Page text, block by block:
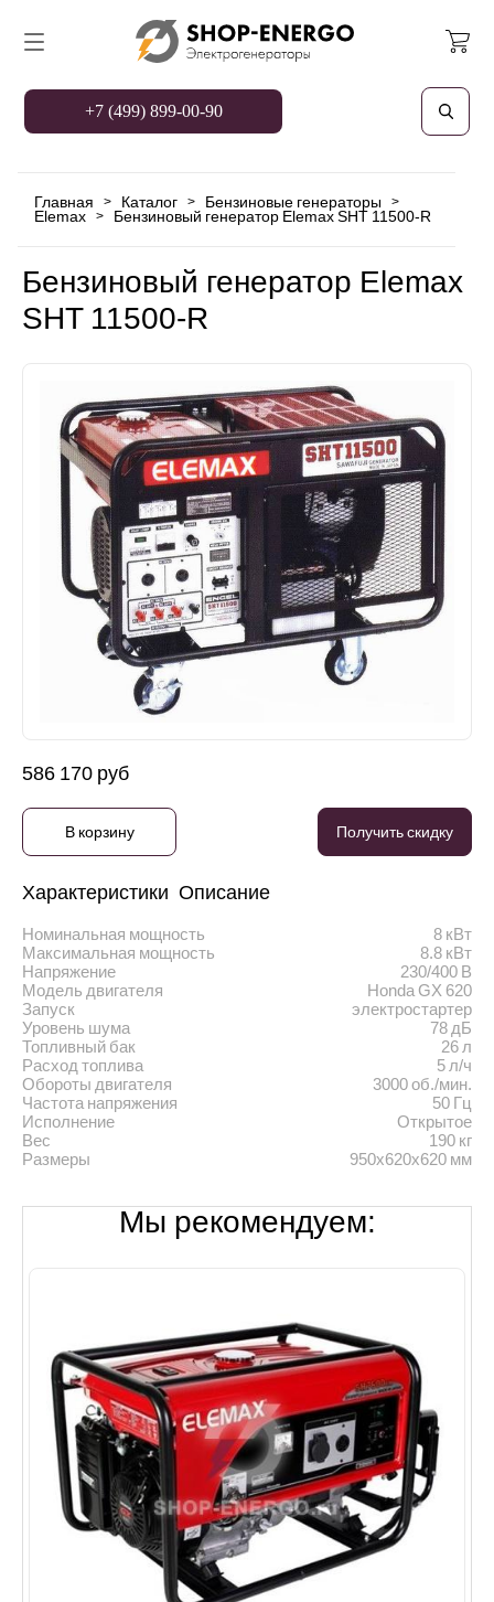
+7 (499) 899-00-90
Главная > Каталог > Бензиновые генераторы >
Elemax > Бензиновый генератор Elemax SHT 11500-R
Бензиновый генератор Elemax
SHT 11500-R
586 170 руб
В корзину Получить скидку
Характеристики Описание
Номинальная мощность
8 кВт
Максимальная мощность
8.8 кВт
Напряжение
230/400 В
Модель двигателя
Honda GX 620
Запуск
электростартер
Уровень шума
78 дБ
Топливный бак
26 л
Расход топлива
5 л/ч
Обороты двигателя
3000 об./мин.
Частота напряжения
50 Гц
Исполнение
Открытое
Вес
190 кг
Размеры
950x620x620 мм
Мы рекомендуем: